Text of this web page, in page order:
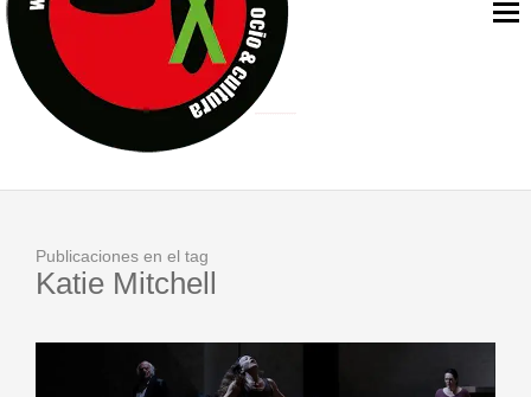
D’BALDOMEROS REINVENTAN [BITÁCORA 3.0] EN EXVITA
MARSHALL FLASH PRESENTA EN EXVITA [RELATIVA
JOFRE BARDAGÍ EN EXVITA INTERPRETANDO A SERRAT
Publicaciones en el tag
Katie Mitchell